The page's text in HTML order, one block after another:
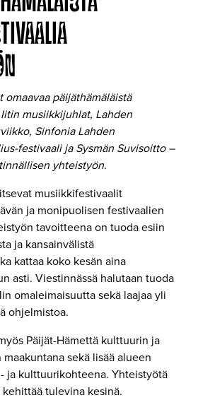
päijäthämäläistä
musiikkijuhlat, Lahden
Sinfonia Lahden
festivaali ja Sysmän Suvisoitto –
yhteistyön.
musiikkifestivaalit
ja monipuolisen festivaalien
tavoitteena on tuoda esiin
ja kansainvälistä
kattaa koko kesän aina
asti. Viestinnässä halutaan tuoda
omaleimaisuutta sekä laajaa yli
ohjelmistoa.
Päijät-Hämettä kulttuurin ja
sekä lisää alueen
ja kulttuurikohteena. Yhteistyötä
tulevina kesinä.